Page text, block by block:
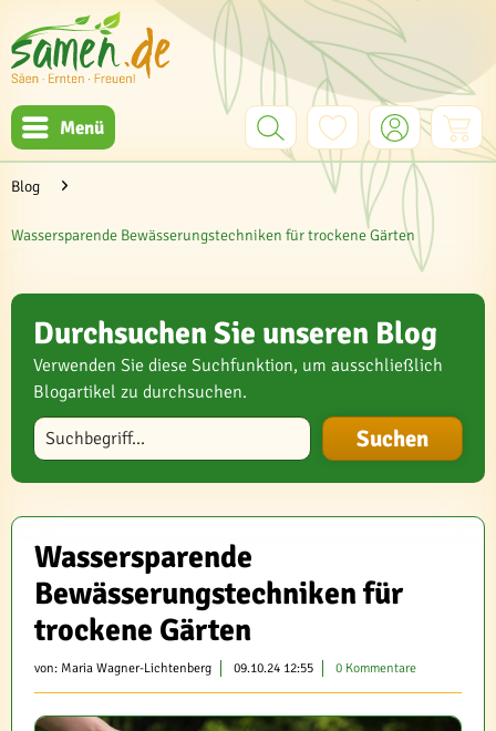
Menü
Blog
Wassersparende Bewässerungstechniken für trockene Gärten
Durchsuchen Sie unseren Blog
Verwenden Sie diese Suchfunktion, um ausschließlich
Blogartikel zu durchsuchen.
Blog durchsuchen
Wassersparende
Bewässerungstechniken für
trockene Gärten
von: Maria Wagner-Lichtenberg 09.10.24 12:55 0 Kommentare